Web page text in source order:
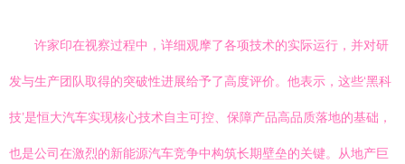
许家印在视察过程中，详细观摩了各项技术的实际运行，并对研
发与生产团队取得的突破性进展给予了高度评价。他表示，这些‘黑科
技’是恒大汽车实现核心技术自主可控、保障产品高品质落地的基础，
也是公司在激烈的新能源汽车竞争中构筑长期壁垒的关键。从地产巨